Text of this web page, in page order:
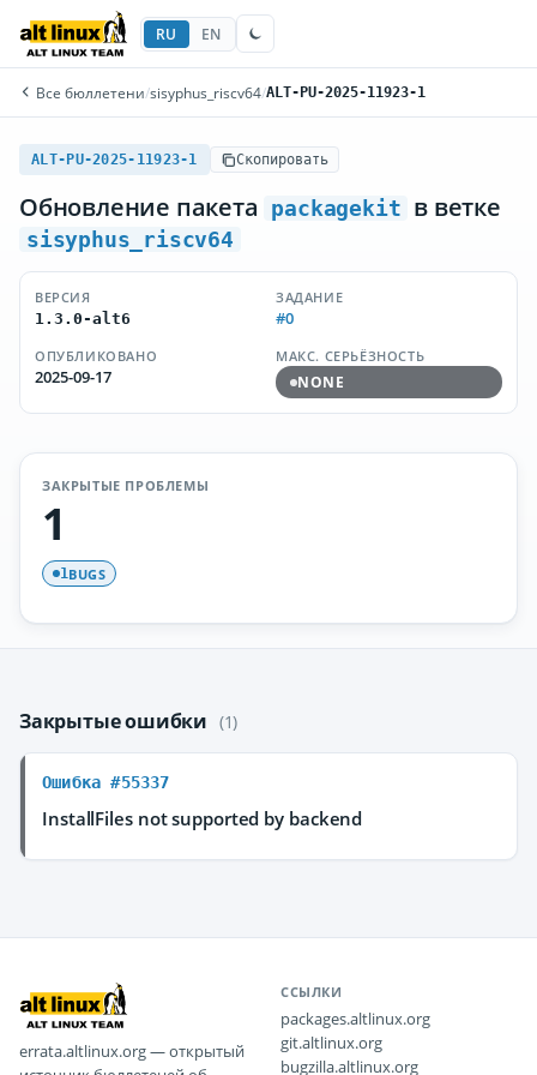
RU EN
Все бюллетени/sisyphus_riscv64/ALT-PU-2025-11923-1
ALT-PU-2025-11923-1 Скопировать
Обновление пакета packagekit в ветке
sisyphus_riscv64
ВЕРСИЯ
1.3.0-alt6
ЗАДАНИЕ
#0
ОПУБЛИКОВАНО
2025-09-17
МАКС. СЕРЬЁЗНОСТЬ
NONE
ЗАКРЫТЫЕ ПРОБЛЕМЫ
1
1BUGS
Закрытые ошибки (1)
Ошибка #55337
InstallFiles not supported by backend
errata.altlinux.org — открытый
ССЫЛКИ
packages.altlinux.org
git.altlinux.org
bugzilla.altlinux.org